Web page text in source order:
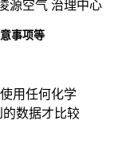
事项等
用任何化学
数据才比较